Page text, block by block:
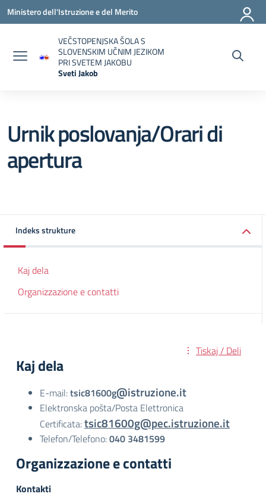
Vai ai contenuti
Vai al menu di navigazione
Vai al footer
Ministero dell'Istruzione e del Merito
VEČSTOPENJSKA ŠOLA S
SLOVENSKIM UČNIM JEZIKOM
PRI SVETEM JAKOBU
Sveti Jakob
Urnik poslovanja/Orari di
apertura
Indeks strukture
Kaj dela
Organizzazione e contatti
Tiskaj / Deli
Kaj dela
E-mail:tsic81600g@istruzione.it
Elektronska pošta/Posta Elettronica
Certificata:tsic81600g@pec.istruzione.it
Telefon/Telefono:040 3481599
Organizzazione e contatti
Kontakti